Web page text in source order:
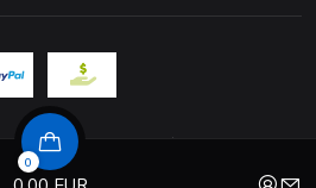
0
·Resolução de Litígios
© 2026 novados